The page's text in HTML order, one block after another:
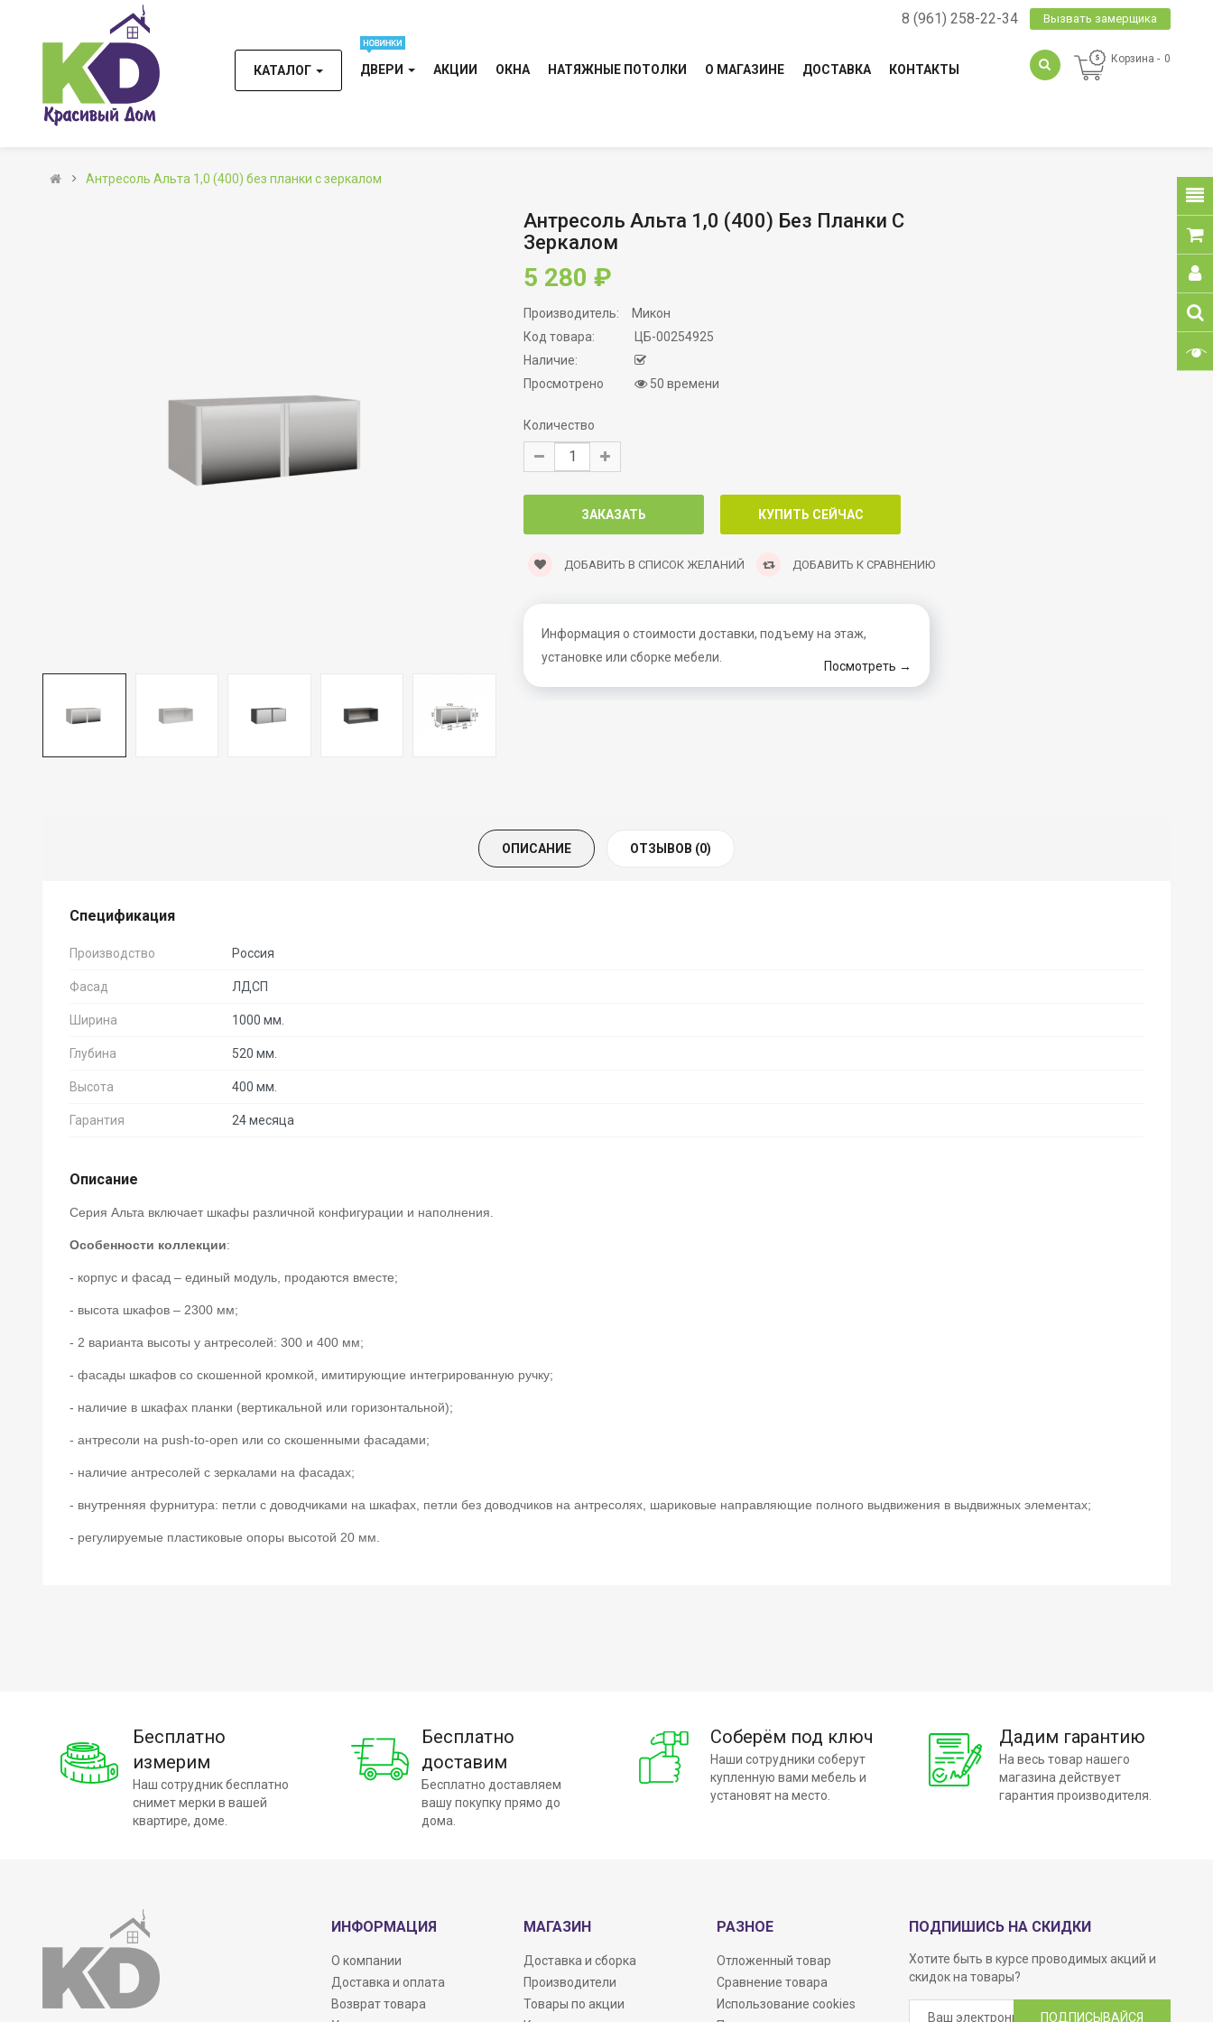
8 (961) 258-22-34 Вызвать замерщика
КАТАЛОГ ДВЕРИ АКЦИИ ОКНА НАТЯЖНЫЕ ПОТОЛКИ О МАГАЗИНЕ ДОСТАВКА КОНТАКТЫ
Корзина 0
Антресоль Альта 1,0 (400) без планки с зеркалом
Антресоль Альта 1,0 (400) Без Планки С
Зеркалом
5 280 ₽
Производитель:
Микон
Код товара:
ЦБ-00254925
Наличие:
Просмотрено
50 времени
Количество
ДОБАВИТЬ В СПИСОК ЖЕЛАНИЙ ДОБАВИТЬ К СРАВНЕНИЮ
Информация о стоимости доставки, подъему на этаж,
установке или сборке мебели.
Посмотреть →
ОПИСАНИЕ ОТЗЫВОВ (0)
Спецификация
Производство Россия
Фасад ЛДСП
Ширина 1000 мм.
Глубина 520 мм.
Высота 400 мм.
Гарантия 24 месяца
Описание
Серия Альта включает шкафы различной конфигурации и наполнения.
Особенности коллекции:
- корпус и фасад – единый модуль, продаются вместе;
- высота шкафов – 2300 мм;
- 2 варианта высоты у антресолей: 300 и 400 мм;
- фасады шкафов со скошенной кромкой, имитирующие интегрированную ручку;
- наличие в шкафах планки (вертикальной или горизонтальной);
- антресоли на push-to-open или со скошенными фасадами;
- наличие антресолей с зеркалами на фасадах;
- внутренняя фурнитура: петли с доводчиками на шкафах, петли без доводчиков на антресолях, шариковые направляющие полного выдвижения в выдвижных элементах;
- регулируемые пластиковые опоры высотой 20 мм.
Бесплатно
измерим
Наш сотрудник бесплатно
снимет мерки в вашей
квартире, доме.
Бесплатно
доставим
Бесплатно доставляем
вашу покупку прямо до
дома.
Соберём под ключ
Наши сотрудники соберут
купленную вами мебель и
установят на место.
Дадим гарантию
На весь товар нашего
магазина действует
гарантия производителя.
ИНФОРМАЦИЯ
О компании
Доставка и оплата
Возврат товара
МАГАЗИН
Доставка и сборка
Производители
Товары по акции
РАЗНОЕ
Отложенный товар
Сравнение товара
Использование cookies
ПОДПИШИСЬ НА СКИДКИ
Хотите быть в курсе проводимых акций и
скидок на товары?
ПОДПИСЫВАЙСЯ